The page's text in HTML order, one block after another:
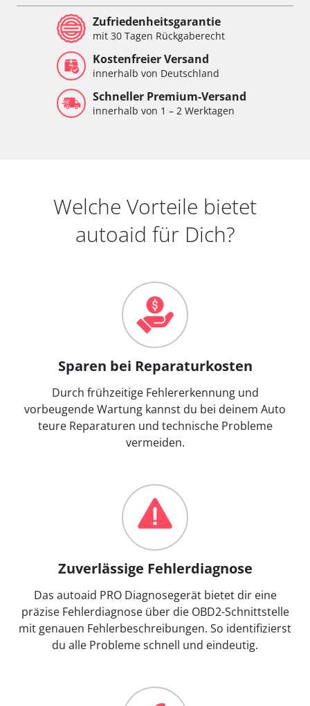
Zufriedenheitsgarantie
mit 30 Tagen Rückgaberecht
Kostenfreier Versand
innerhalb von Deutschland
Schneller Premium-Versand
innerhalb von 1 – 2 Werktagen
Welche Vorteile bietet
autoaid für Dich?
Sparen bei Reparaturkosten
Durch frühzeitige Fehlererkennung und
vorbeugende Wartung kannst du bei deinem Auto
teure Reparaturen und technische Probleme
vermeiden.
Zuverlässige Fehlerdiagnose
Das autoaid PRO Diagnosegerät bietet dir eine
präzise Fehlerdiagnose über die OBD2-Schnittstelle
mit genauen Fehlerbeschreibungen. So identifizierst
du alle Probleme schnell und eindeutig.